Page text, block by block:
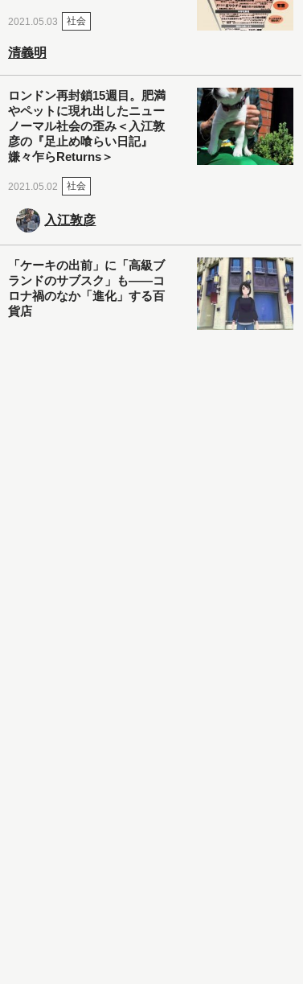
2021.05.03 社会
清義明
ロンドン再封鎖15週目。肥満
やペットに現れ出したニュー
ノーマル社会の歪み＜入江敦
彦の『足止め喰らい日記』
嫌々乍らReturns＞
2021.05.02 社会
入江敦彦
「ケーキの出前」に「高級ブ
ランドのサブスク」も――コ
ロナ禍のなか「進化」する百
貨店